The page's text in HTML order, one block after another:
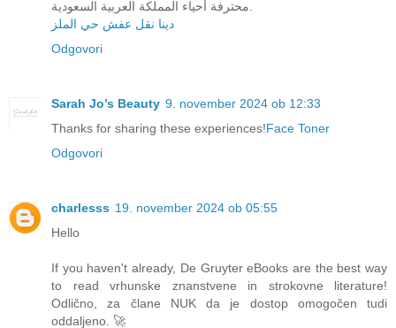
دينا نقل عفش حي الملز
Odgovori
Sarah Jo’s Beauty 9. november 2024 ob 12:33
Thanks for sharing these experiences!Face Toner
Odgovori
charlesss 19. november 2024 ob 05:55
Hello
If you haven't already, De Gruyter eBooks are the best way
to read vrhunske znanstvene in strokovne literature!
Odlično, za člane NUK da je dostop omogočen tudi
oddaljeno. 🚀